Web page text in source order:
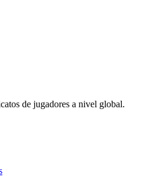
de jugadores a nivel global.